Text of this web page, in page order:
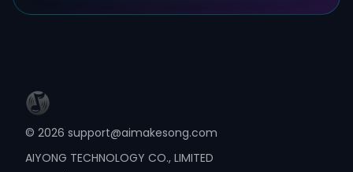
© 2026 support@aimakesong.com
AIYONG TECHNOLOGY CO., LIMITED